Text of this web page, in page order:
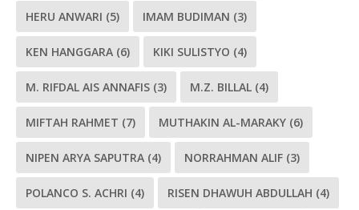
HERU ANWARI (5) IMAM BUDIMAN (3)
KEN HANGGARA (6) KIKI SULISTYO (4)
M. RIFDAL AIS ANNAFIS (3) M.Z. BILLAL (4)
MIFTAH RAHMET (7) MUTHAKIN AL-MARAKY (6)
NIPEN ARYA SAPUTRA (4) NORRAHMAN ALIF (3)
POLANCO S. ACHRI (4) RISEN DHAWUH ABDULLAH (4)